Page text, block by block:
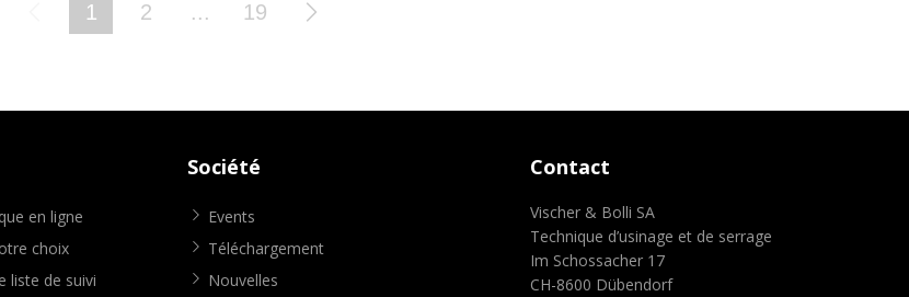
1 2 ... 19
en ligne
choix
liste de suivi
Société
Events
Téléchargement
Nouvelles
Contact
Vischer & Bolli SA
Technique d’usinage et de serrage
Im Schossacher 17
CH-8600 Dübendorf